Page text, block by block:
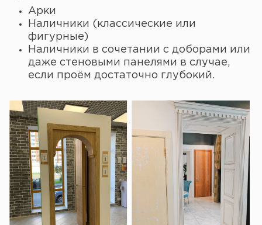
Арки
Наличники (классические или
фигурные)
Наличники в сочетании с доборами или
даже стеновыми панелями в случае,
если проём достаточно глубокий.